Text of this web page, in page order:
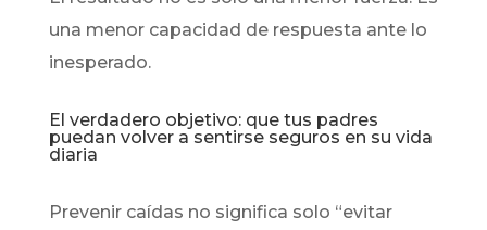
una menor capacidad de respuesta ante lo
inesperado.
El verdadero objetivo: que tus padres
puedan volver a sentirse seguros en su vida
diaria
Prevenir caídas no significa solo “evitar